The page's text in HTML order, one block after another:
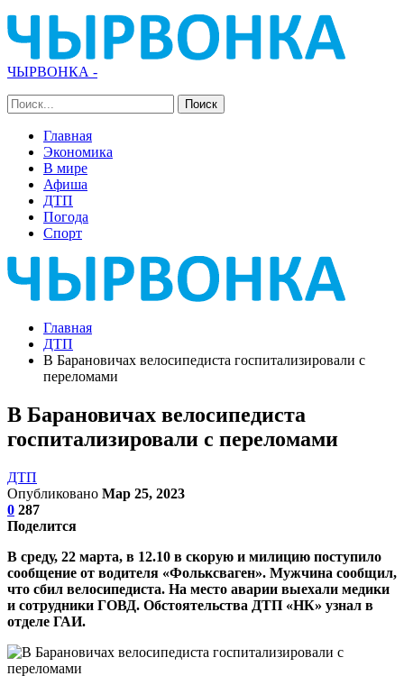
ЧЫРВОНКА -
Главная
Экономика
В мире
Афиша
ДТП
Погода
Спорт
Главная
ДТП
В Барановичах велосипедиста госпитализировали с
переломами
В Барановичах велосипедиста
госпитализировали с переломами
ДТП
Опубликовано Мар 25, 2023
0 287
Поделится
В среду, 22 марта, в 12.10 в скорую и милицию поступило
сообщение от водителя «Фольксваген». Мужчина сообщил,
что сбил велосипедиста. На место аварии выехали медики
и сотрудники ГОВД. Обстоятельства ДТП «НК» узнал в
отделе ГАИ.